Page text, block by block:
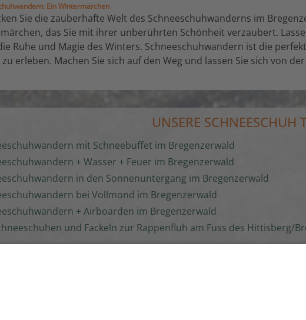
Ein Wintermärchen
Sie die zauberhafte Welt des Schneeschuhwanderns im
das Sie mit ihrer unberührten Schönheit verzaubert.
Ruhe und Magie des Winters. Schneeschuhwandern ist die
erleben. Machen Sie sich auf den Weg und lassen Sie sich von
UNSERE SCHNEESCHUH
mit Schneebuffet im Bregenzerwald
+ Wasser + Feuer im Bregenzerwald
in den Sonnenuntergang im Bregenzerwald
bei Vollmond im Bregenzerwald
+ Airboarden im Bregenzerwald
und Fackeln zur Rappenfluh am Fuss des Hittisberg/
im Bregenzerwald